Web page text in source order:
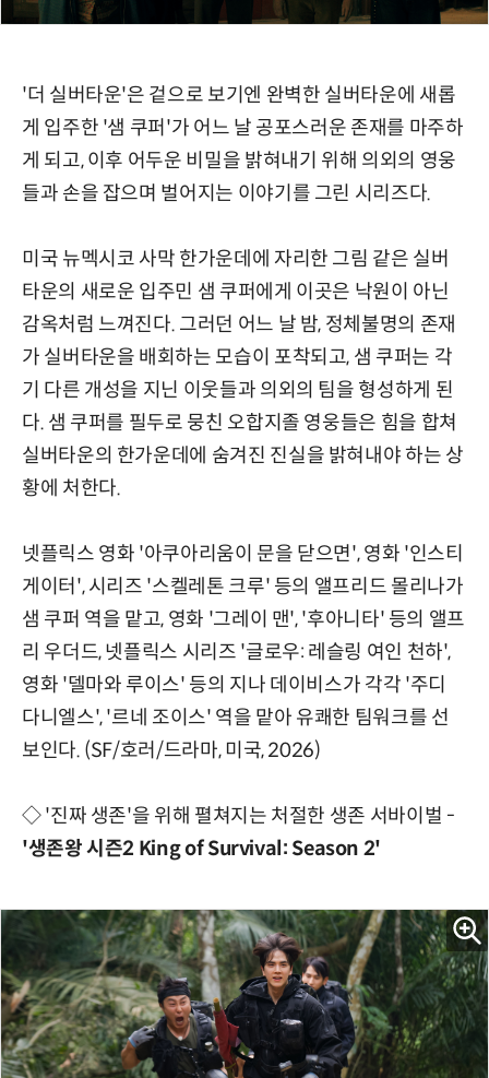
'더 실버타운'은 겉으로 보기엔 완벽한 실버타운에 새롭
게 입주한 '샘 쿠퍼'가 어느 날 공포스러운 존재를 마주하
게 되고, 이후 어두운 비밀을 밝혀내기 위해 의외의 영웅
들과 손을 잡으며 벌어지는 이야기를 그린 시리즈다.
미국 뉴멕시코 사막 한가운데에 자리한 그림 같은 실버
타운의 새로운 입주민 샘 쿠퍼에게 이곳은 낙원이 아닌
감옥처럼 느껴진다. 그러던 어느 날 밤, 정체불명의 존재
가 실버타운을 배회하는 모습이 포착되고, 샘 쿠퍼는 각
기 다른 개성을 지닌 이웃들과 의외의 팀을 형성하게 된
다. 샘 쿠퍼를 필두로 뭉친 오합지졸 영웅들은 힘을 합쳐
실버타운의 한가운데에 숨겨진 진실을 밝혀내야 하는 상
황에 처한다.
넷플릭스 영화 '아쿠아리움이 문을 닫으면', 영화 '인스티
게이터', 시리즈 '스켈레톤 크루' 등의 앨프리드 몰리나가
샘 쿠퍼 역을 맡고, 영화 '그레이 맨', '후아니타' 등의 앨프
리 우더드, 넷플릭스 시리즈 '글로우: 레슬링 여인 천하',
영화 '델마와 루이스' 등의 지나 데이비스가 각각 '주디
다니엘스', '르네 조이스' 역을 맡아 유쾌한 팀워크를 선
보인다. (SF/호러/드라마, 미국, 2026)
◇ '진짜 생존'을 위해 펼쳐지는 처절한 생존 서바이벌 -
'생존왕 시즌2 King of Survival: Season 2'